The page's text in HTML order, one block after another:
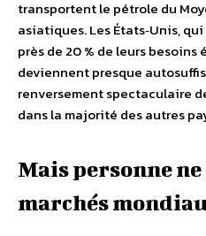
transportent le pétrole du
asiatiques. Les États‐Unis,
près de 20 % de leurs
deviennent presque
renversement spectaculaire
dans la majorité des autres
Mais personne
marchés